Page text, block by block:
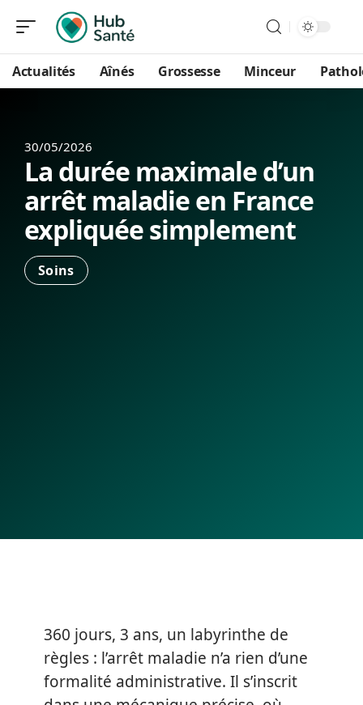
Actualités Aînés Grossesse Minceur
30/05/2026
La durée maximale d’un
arrêt maladie en France
expliquée simplement
Soins
360 jours, 3 ans, un labyrinthe de
règles : l’arrêt maladie n’a rien d’une
formalité administrative. Il s’inscrit